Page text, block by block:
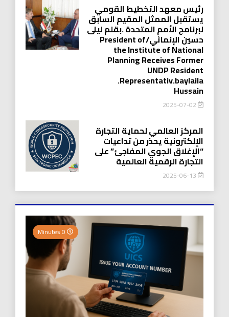
رئيس معهد التخطيط القومي
يستقبل الممثل المقيم السابق
لبرنامج الأمم المتحدة .بقلم ليلى
حسين الإنمائي/President of
the Institute of National
Planning Receives Former
UNDP Resident
.Representativ.baylaila
Hussain
2025-07-02
المركز العالمي لحماية التجارة
الإلكترونية يحذر من تداعيات
“الإغلاق الجوي المفاجئ” على
التجارة الرقمية العالمية
2025-06-13